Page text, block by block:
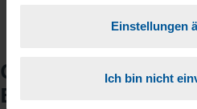
Einstellungen
Ich bin nicht
Checkliste für Ihr
Beratungsgespräch